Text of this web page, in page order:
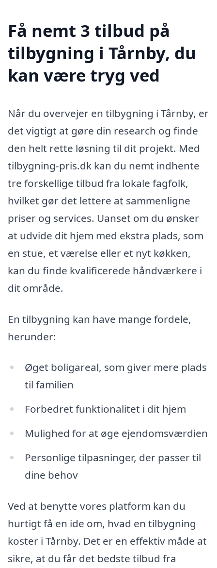
Få nemt 3 tilbud på
tilbygning i Tårnby, du
kan være tryg ved
Når du overvejer en tilbygning i Tårnby, er
det vigtigt at gøre din research og finde
den helt rette løsning til dit projekt. Med
tilbygning-pris.dk kan du nemt indhente
tre forskellige tilbud fra lokale fagfolk,
hvilket gør det lettere at sammenligne
priser og services. Uanset om du ønsker
at udvide dit hjem med ekstra plads, som
en stue, et værelse eller et nyt køkken,
kan du finde kvalificerede håndværkere i
dit område.
En tilbygning kan have mange fordele,
herunder:
Øget boligareal, som giver mere plads
til familien
Forbedret funktionalitet i dit hjem
Mulighed for at øge ejendomsværdien
Personlige tilpasninger, der passer til
dine behov
Ved at benytte vores platform kan du
hurtigt få en ide om, hvad en tilbygning
koster i Tårnby. Det er en effektiv måde at
sikre, at du får det bedste tilbud fra